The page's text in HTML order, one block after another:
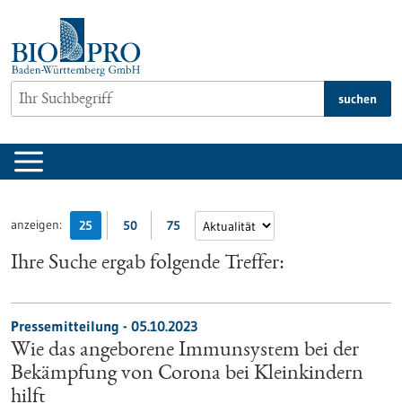
springen
suchen
anzeigen: 25 50 75
Ihre Suche ergab folgende Treffer:
Pressemitteilung - 05.10.2023
Wie das angeborene Immunsystem bei der
Bekämpfung von Corona bei Kleinkindern
hilft